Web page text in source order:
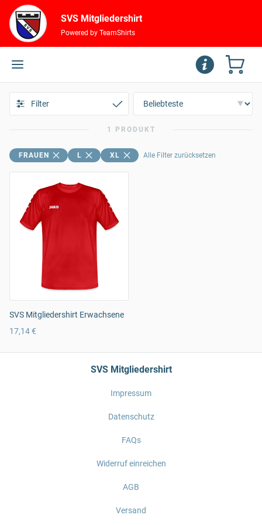
SVS Mitgliedershirt
Powered by TeamShirts
Filter
1 PRODUKT
FRAUEN L XL Alle Filter zurücksetzen
SVS Mitgliedershirt Erwachsene
17,14 €
SVS Mitgliedershirt
Impressum
Datenschutz
FAQs
Widerruf einreichen
AGB
Versand